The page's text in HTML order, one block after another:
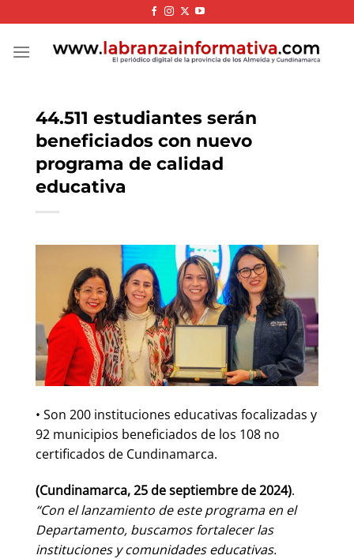
to
content
44.511 estudiantes serán
beneficiados con nuevo
programa de calidad
educativa
• Son 200 instituciones educativas focalizadas y
92 municipios beneficiados de los 108 no
certificados de Cundinamarca.
(Cundinamarca, 25 de septiembre de 2024).
“Con el lanzamiento de este programa en el
Departamento, buscamos fortalecer las
instituciones y comunidades educativas.